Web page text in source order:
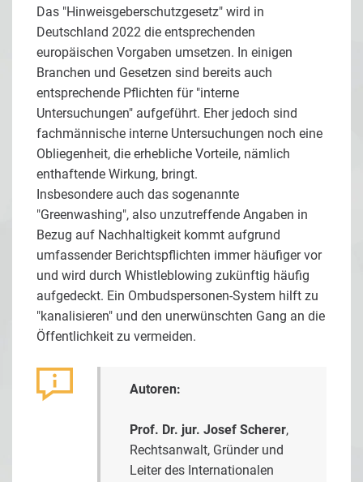
Das "Hinweisgeberschutzgesetz" wird in
Deutschland 2022 die entsprechenden
europäischen Vorgaben umsetzen. In einigen
Branchen und Gesetzen sind bereits auch
entsprechende Pflichten für "interne
Untersuchungen" aufgeführt. Eher jedoch sind
fachmännische interne Untersuchungen noch eine
Obliegenheit, die erhebliche Vorteile, nämlich
enthaftende Wirkung, bringt.
Insbesondere auch das sogenannte
"Greenwashing", also unzutreffende Angaben in
Bezug auf Nachhaltigkeit kommt aufgrund
umfassender Berichtspflichten immer häufiger vor
und wird durch Whistleblowing zukünftig häufig
aufgedeckt. Ein Ombudspersonen-System hilft zu
"kanalisieren" und den unerwünschten Gang an die
Öffentlichkeit zu vermeiden.
Autoren:
Prof. Dr. jur. Josef Scherer,
Rechtsanwalt, Gründer und
Leiter des Internationalen